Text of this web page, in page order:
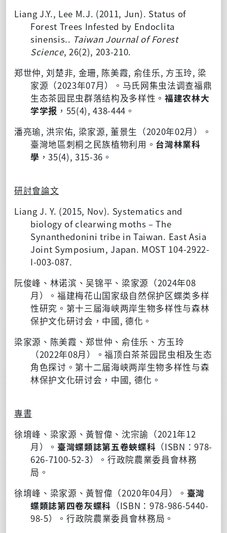
Liang J.Y., Lee M.J. (2011, Jun). Status of
Forest Trees Infested by Endoclita
sinensis.. Taiwan Journal of Forest
Science, 26(2), 203-210.
郑世仲, 刘楚非, 金珊, 陈美霞, 俞佳乐, 方玉玲, 梁
家源（2023年07月）。马氏网集虫法调查福鼎
生态茶园昆虫群落结构及多样性。福建农林大
学学报 ，55(4), 438-444。
潘亮瑜, 洪宗佑, 梁家源, 董景生（2020年02月）。
臺灣地區刺桐之民族植物利用。 台灣林業科
學 ，35(4), 315-36。
研討會論文
Liang J. Y. (2015, Nov). Systematics and
biology of clearwing moths – The
Synanthedonini tribe in Taiwan. East Asia
Joint Symposium, Japan. MOST 104-2922-
I-003-087.
阮俊峰、林诺滨、吴锦平、梁家源（2024年08
月）。福建梅花山国家级自然保护区蝶类多样
性研究。第十三届海峡两岸生物多样性与森林
保护文化研讨会，中國, 德化。
梁家源、陈美霞、郑世仲、俞佳乐、方玉玲
（2022年08月）。福顶白茶茶园昆虫相及生态
角色探讨。第十二届海峡两岸生物多样性与森
林保护文化研讨会，中國, 德化。
專書
徐堉峰、梁家源、黃智偉、沈宗諭（2021年12
月）。 臺灣蝶類誌第五卷蛺蝶科 （ISBN：978-
626-7100-52-3）。行政院農業委員會林務
局。
徐堉峰、梁家源、黃智偉（2020年04月）。 臺灣
蝶類誌第四卷灰蝶科 （ISBN：978-986-5440-
98-5）。行政院農業委員會林務局。